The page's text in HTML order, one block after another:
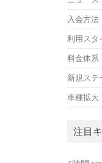
入会方法
利用スタ
料金体系
新規ステ
車種拡大
注目